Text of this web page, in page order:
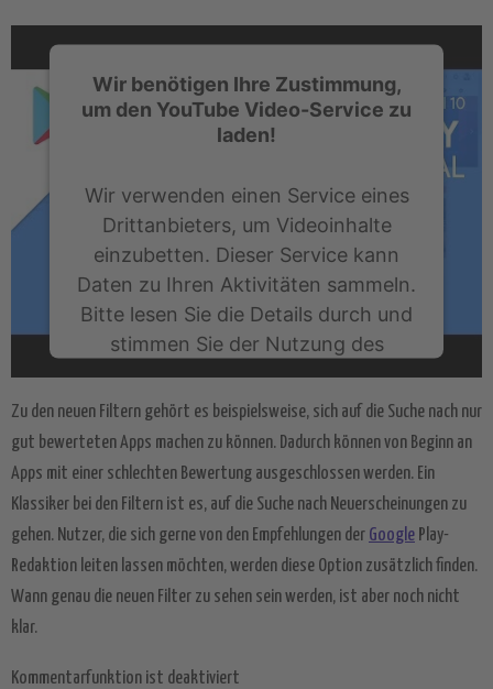
Wir benötigen Ihre Zustimmung,
um den YouTube Video-Service zu
laden!
Wir verwenden einen Service eines
Drittanbieters, um Videoinhalte
einzubetten. Dieser Service kann
Daten zu Ihren Aktivitäten sammeln.
Bitte lesen Sie die Details durch und
stimmen Sie der Nutzung des
Service zu, um dieses Video
anzusehen.
Mehr Informationen
Akzeptieren
powered byUsercentrics Consent
Management Platform
eRecht24
Zu den neuen Filtern gehört es beispielsweise, sich auf die Suche nach nur
gut bewerteten Apps machen zu können. Dadurch können von Beginn an
Apps mit einer schlechten Bewertung ausgeschlossen werden. Ein
Klassiker bei den Filtern ist es, auf die Suche nach Neuerscheinungen zu
gehen. Nutzer, die sich gerne von den Empfehlungen der Google Play-
Redaktion leiten lassen möchten, werden diese Option zusätzlich finden.
Wann genau die neuen Filter zu sehen sein werden, ist aber noch nicht
klar.
Kommentarfunktion ist deaktiviert